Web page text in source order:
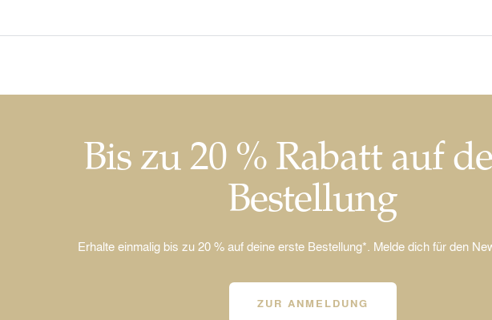
Bis zu 20 % Rabatt auf
Bestellung
Erhalte einmalig bis zu 20 % auf deine erste Bestellung*. Melde dich für den
ZUR ANMELDUNG